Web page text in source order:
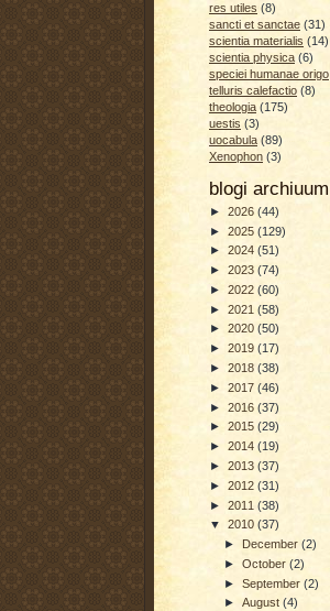
res utiles (8)
sancti et sanctae (31)
scientia materialis (14)
scientia physica (6)
speciei humanae origo
telluris calefactio (8)
theologia (175)
uestis (3)
uocabula (89)
Xenophon (3)
blogi archiuum
► 2026 (44)
► 2025 (129)
► 2024 (51)
► 2023 (74)
► 2022 (60)
► 2021 (58)
► 2020 (50)
► 2019 (17)
► 2018 (38)
► 2017 (46)
► 2016 (37)
► 2015 (29)
► 2014 (19)
► 2013 (37)
► 2012 (31)
► 2011 (38)
▼ 2010 (37)
► December(2)
►October(2)
►September(2)
►August(4)